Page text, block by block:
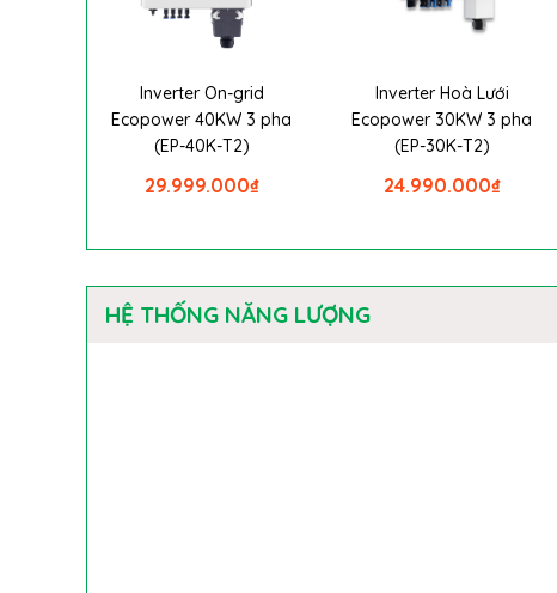
Inverter On-grid
Ecopower 40KW 3 pha
(EP-40K-T2)
₫
29.999.000
Inverter Hoà Lưới
Ecopower 30KW 3 pha
(EP-30K-T2)
₫
24.990.000
HỆ THỐNG NĂNG LƯỢNG